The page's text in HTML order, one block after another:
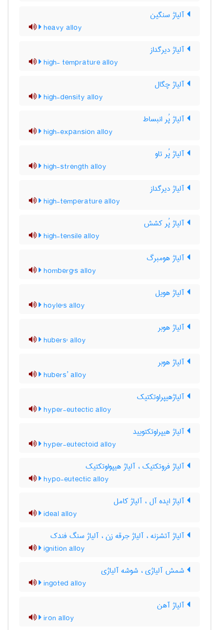
آلیاژ سنگین
heavy alloy
آلیاژ دیرگداز
high- temprature alloy
آلیاژ چگال
high-density alloy
آلیاژ پُر انبساط
high-expansion alloy
آلیاژ پُر تاو
high-strength alloy
آلیاژ دیرگداز
high-temperature alloy
آلیاژ پُر کشش
high-tensile alloy
آلیاژ هومبرگ
homberg's alloy
آلیاژ هویل
hoyle's alloy
آلیاژ هوبر
hubers' alloy
آلیاژ هوبر
hubers’ alloy
آلیاژهیپراوتکتیک
hyper-eutectic alloy
آلیاژ هیپراوتکتویید
hyper-eutectoid alloy
آلیاژ فروتکتیک ، آلیاژ هیپواوتکتیک
hypo-eutectic alloy
آلیاژ ایده آل ، آلیاژ کامل
ideal alloy
آلیاژ آتشزنه ، آلیاژ جرقه زن ، آلیاژ سنگ فندک
ignition alloy
شمش آلیاژی ، شوشه آلیاژی
ingoted alloy
آلیاژ آهن
iron alloy